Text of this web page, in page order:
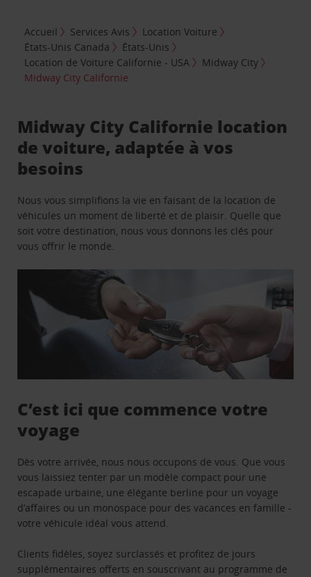
Accueil Services Avis
Location Voiture
États-Unis Canada
États-Unis
Location de Voiture Californie - USA
Midway City
Midway City Californie
Midway City Californie location
de voiture, adaptée à vos
besoins
Nous vous simplifions la vie en faisant de la location de
véhicules un moment de liberté et de plaisir. Quelle que
soit votre destination, nous vous donnons les clés pour
vous offrir le monde.
C’est ici que commence votre
voyage
Dès votre arrivée, nous nous occupons de vous. Que vous
vous laissiez tenter par un modèle compact pour une
escapade urbaine, une élégante berline pour un voyage
d’affaires ou un monospace pour des vacances en famille -
votre véhicule idéal vous attend.
Clients fidèles, soyez surclassés et profitez de jours
supplémentaires offerts en souscrivant au programme de